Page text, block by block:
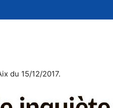
du 15/12/2017.